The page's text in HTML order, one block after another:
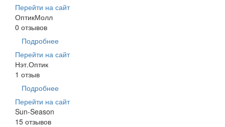
Перейти на сайт
ОптикМолл
0 отзывов
Подробнее
Перейти на сайт
Нэт.Оптик
1 отзыв
Подробнее
Перейти на сайт
Sun-Season
15 отзывов